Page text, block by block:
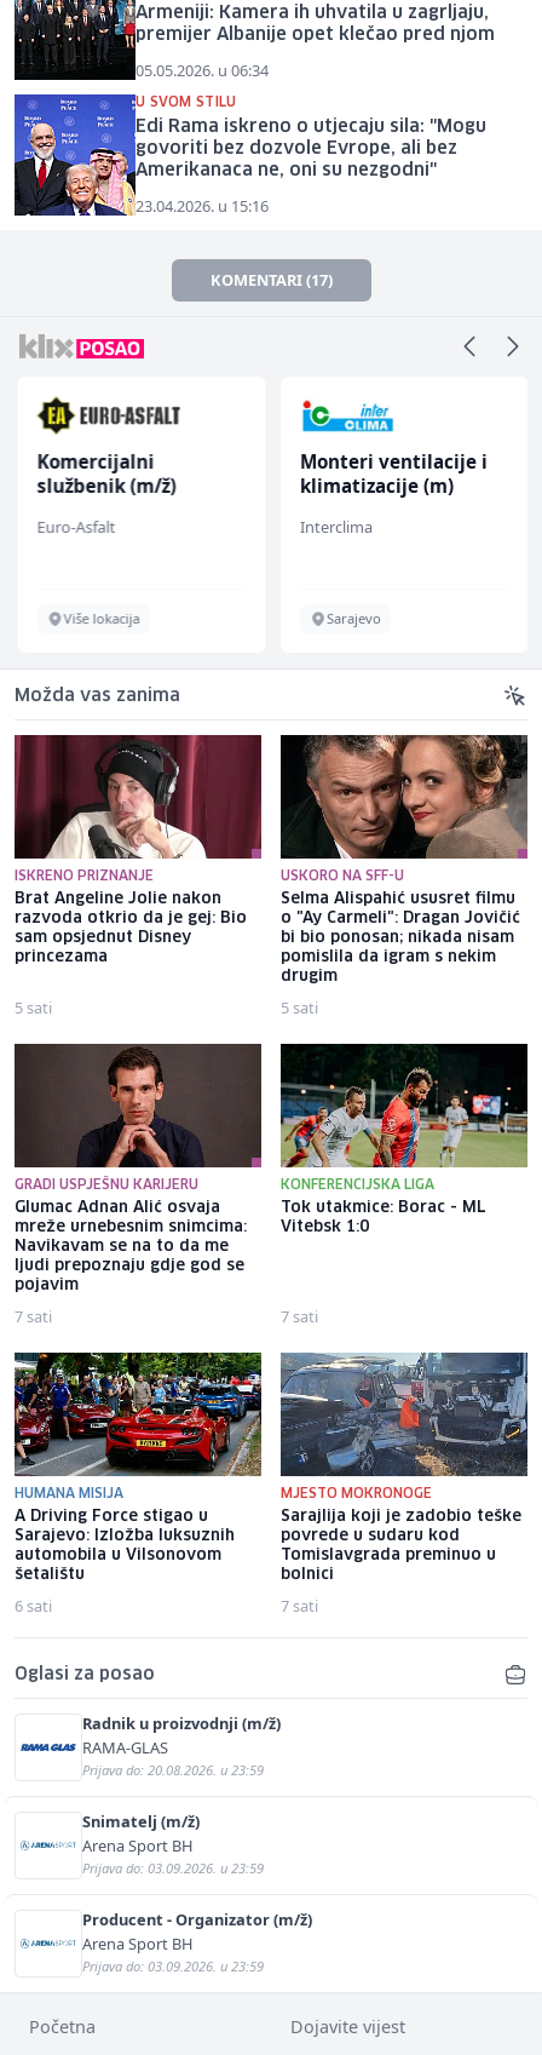
Armeniji: Kamera ih uhvatila u zagrljaju,
premijer Albanije opet klečao pred njom
05.05.2026. u 06:34
U SVOM STILU
Edi Rama iskreno o utjecaju sila: "Mogu
govoriti bez dozvole Evrope, ali bez
Amerikanaca ne, oni su nezgodni"
23.04.2026. u 15:16
KOMENTARI (17)
Komercijalni
službenik (m/ž)
Euro-Asfalt
Više lokacija
Monteri ventilacije i
klimatizacije (m)
Interclima
Sarajevo
Možda vas zanima
ISKRENO PRIZNANJE
Brat Angeline Jolie nakon
razvoda otkrio da je gej: Bio
sam opsjednut Disney
princezama
5 sati
USKORO NA SFF-U
Selma Alispahić ususret filmu
o "Ay Carmeli": Dragan Jovičić
bi bio ponosan; nikada nisam
pomislila da igram s nekim
drugim
5 sati
GRADI USPJEŠNU KARIJERU
Glumac Adnan Alić osvaja
mreže urnebesnim snimcima:
Navikavam se na to da me
ljudi prepoznaju gdje god se
pojavim
7 sati
KONFERENCIJSKA LIGA
Tok utakmice: Borac - ML
Vitebsk 1:0
7 sati
HUMANA MISIJA
A Driving Force stigao u
Sarajevo: Izložba luksuznih
automobila u Vilsonovom
šetalištu
6 sati
MJESTO MOKRONOGE
Sarajlija koji je zadobio teške
povrede u sudaru kod
Tomislavgrada preminuo u
bolnici
7 sati
Oglasi za posao
Radnik u proizvodnji (m/ž)
RAMA-GLAS
Prijava do: 20.08.2026. u 23:59
Snimatelj (m/ž)
Arena Sport BH
Prijava do: 03.09.2026. u 23:59
Producent - Organizator (m/ž)
Arena Sport BH
Prijava do: 03.09.2026. u 23:59
Početna Dojavite vijest